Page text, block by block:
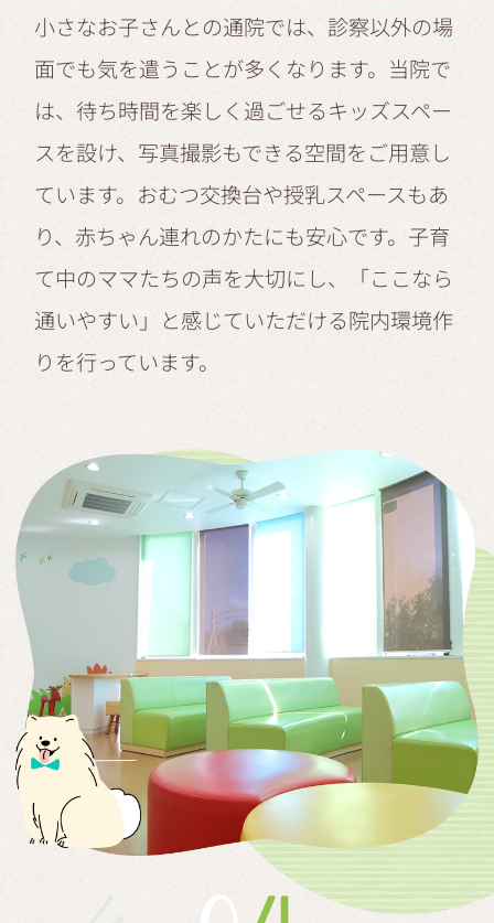
小さなお子さんとの通院では、診察以外の場
面でも気を遣うことが多くなります。当院で
は、待ち時間を楽しく過ごせるキッズスペー
スを設け、写真撮影もできる空間をご用意し
ています。おむつ交換台や授乳スペースもあ
り、赤ちゃん連れのかたにも安心です。子育
て中のママたちの声を大切にし、「ここなら
通いやすい」と感じていただける院内環境作
りを行っています。